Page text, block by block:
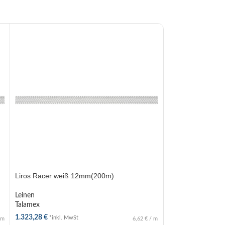
m
Liros Racer weiß 12mm(200m)
Leinen
Talamex
1.323,28 € *inkl. MwSt 6,62 € / m